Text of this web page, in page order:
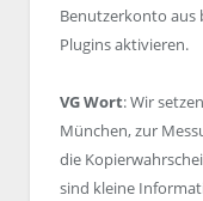
Benutzerkonto aus
Plugins aktivieren.
VG Wort: Wir
München, zur
die
sind kleine